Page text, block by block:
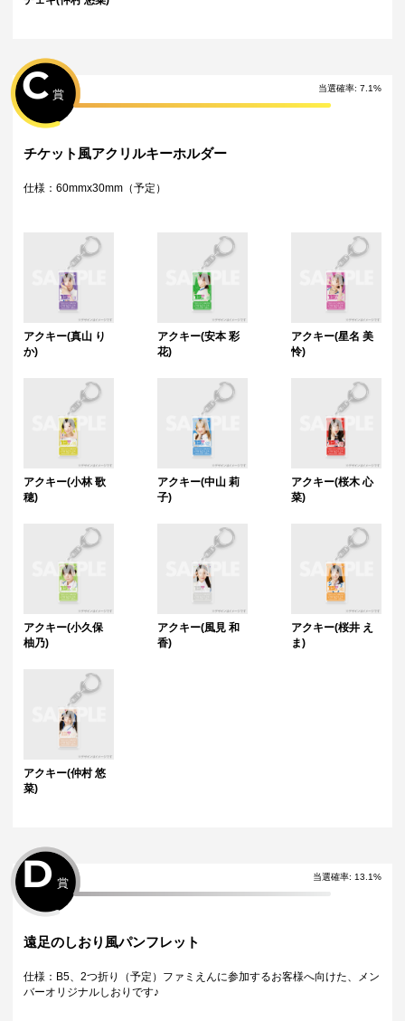
当選確率: 7.1%
C 賞
チケット風アクリルキーホルダー
仕様：60mmx30mm（予定）
アクキー(真山 り
か)
アクキー(安本 彩
花)
アクキー(星名 美
怜)
アクキー(小林 歌
穂)
アクキー(中山 莉
子)
アクキー(桜木 心
菜)
アクキー(小久保
柚乃)
アクキー(風見 和
香)
アクキー(桜井 え
ま)
アクキー(仲村 悠
菜)
当選確率: 13.1%
D 賞
遠足のしおり風パンフレット
仕様：B5、2つ折り（予定）ファミえんに参加するお客様へ向けた、メン
バーオリジナルしおりです♪